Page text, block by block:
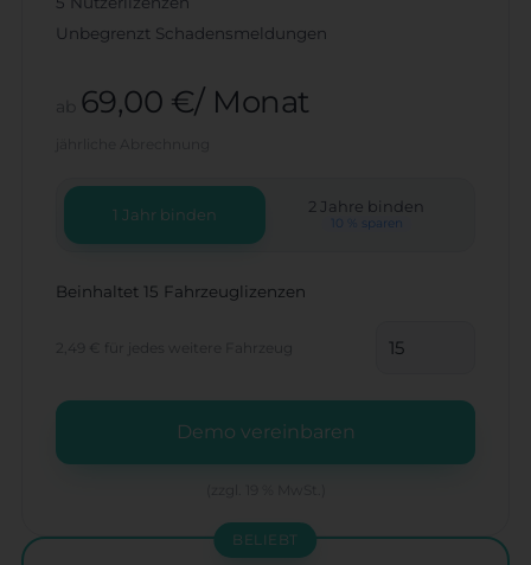
Unbegrenzt Schadensmeldungen
ab 69,00 €/ Monat
1 Jahr binden 2 Jahre binden
10 % sparen
Beinhaltet 15 Fahrzeuglizenzen
2,49 € für jedes weitere Fahrzeug
Demo vereinbaren
BELIEBT